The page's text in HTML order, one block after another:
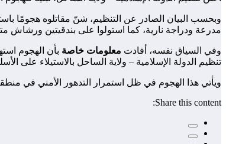
وبحسب البيان الصادر عن التنظيم، شنّ مقاتلوه هجومًا
مدرعة ودراجة نارية، كما استولوا على بندقيتين
وفي السياق نفسه، أفادت معلومات خاصة بأن الهجوم
تنظيم الدولة الإسلامية – ولاية الساحل بالاستيلاء على
ويأتي هذا الهجوم في ظل استمرار التدهور الأمني في
Share this content: